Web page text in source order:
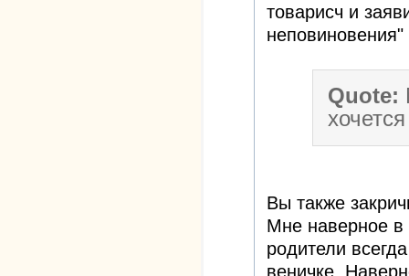
товарисч и
неповиновения"
Quote:
Вы также
Мне наверное в
родители
веничке.